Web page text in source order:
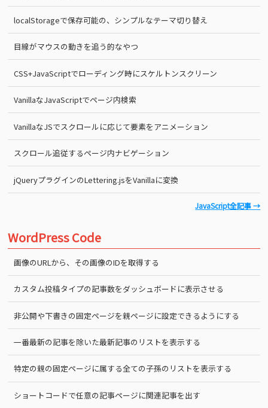
localStorageで保存可能の、シンプルなテーマ切り替え
目線がマウスの動きを追う的なやつ
CSS+JavaScriptでローディング時にスケルトンスクリーン
VanillaなJavaScriptでページ内検索
VanillaなJSでスクロールに応じて要素をアニメーション
スクロール追従するページ内ナビゲーション
jQueryプラグインのLettering.jsをVanillaに変換
JavaScript全記事 →
WordPress Code
画像のURLから、その画像のIDを取得する
カスタム投稿タイプの記事数をダッシュボードに表示させる
非公開や下書きの固定ページを親ページに設定できるようにする
一番最新の記事を除いた最新記事のリストを表示する
特定の親の固定ページに属する全ての子孫のリストを表示する
ショートコードで任意の記事ページに関連記事を出す